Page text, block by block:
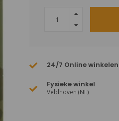
24/7 Online winkelen
Fysieke winkel
Veldhoven (NL)